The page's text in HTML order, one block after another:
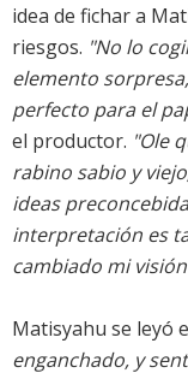
idea de fichar a
riesgos. "No lo
elemento
perfecto para el
el productor. "Ole
rabino sabio y
ideas
interpretación es
cambiado mi
Matisyahu se leyó
enganchado, y